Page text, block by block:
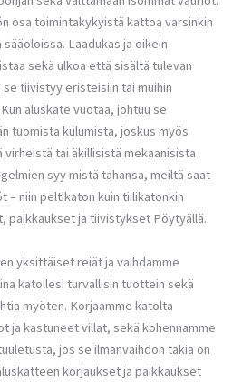
osa toimintakykyistä kattoa varsinkin
Laadukas ja oikein
sekä ulkoa että sisältä tulevan
tiivistyy eristeisiin tai muihin
aluskate vuotaa, johtuu se
tuomista kulumista, joskus myös
tai äkillisistä mekaanisista
syy mistä tahansa, meiltä saat
– niin peltikaton kuin tiilikatonkin
paikkaukset ja tiivistykset Pöytyällä.
yksittäiset reiät ja vaihdamme
katollesi turvallisin tuottein sekä
myöten. Korjaamme katolta
ja kastuneet villat, sekä kohennamme
jos se ilmanvaihdon takia on
korjaukset ja paikkaukset